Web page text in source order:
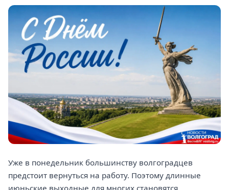
Уже в понедельник большинству волгоградцев
предстоит вернуться на работу. Поэтому длинные
июньские выходные для многих становятся